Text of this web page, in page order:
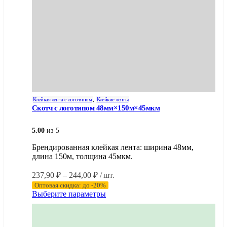
Клейкая лента с логотипом, Клейкие ленты
Скотч с логотипом 48мм×150м×45мкм
5.00 из 5
Брендированная клейкая лента: ширина 48мм,
длина 150м, толщина 45мкм.
237,90 ₽ – 244,00 ₽Диапазон
цен:
237,90 ₽
–
/ шт.
Оптовая скидка: до -20%
Выберите параметрыЭтот
товар